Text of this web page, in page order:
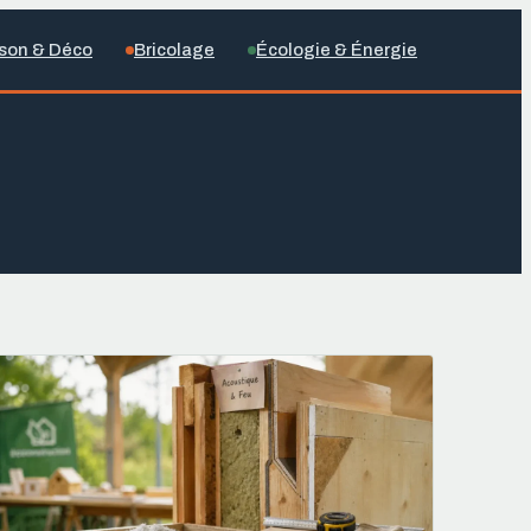
& Déco Bricolage Écologie & Énergie